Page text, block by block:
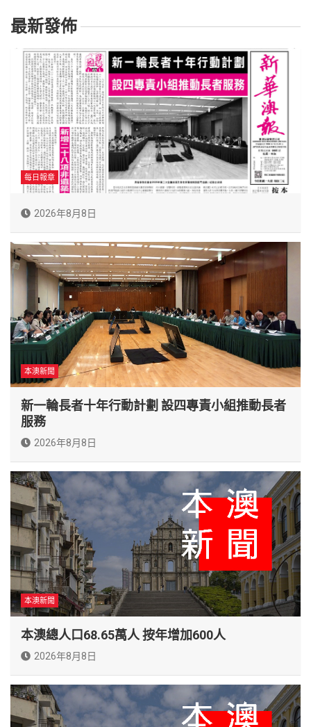
最新發佈
每日報章
2026年8月8日
本澳新聞
新一輪長者十年行動計劃 設四專責小組推動長者
服務
2026年8月8日
本澳新聞
本澳總人口68.65萬人 按年增加600人
2026年8月8日